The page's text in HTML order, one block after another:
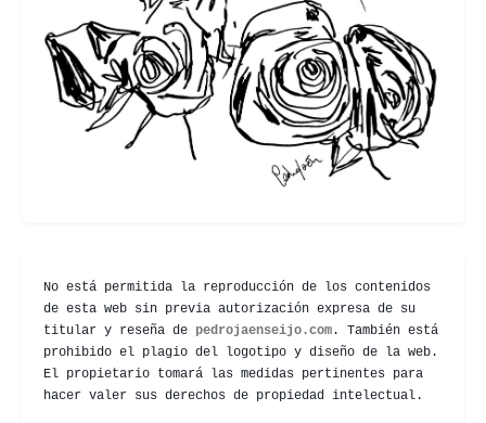
No está permitida la reproducción de los contenidos
de esta web sin previa autorización expresa de su
titular y reseña de pedrojaenseijo.com . También está
prohibido el plagio del logotipo y diseño de la web.
El propietario tomará las medidas pertinentes para
hacer valer sus derechos de propiedad intelectual.